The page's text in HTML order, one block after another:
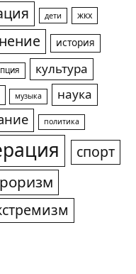
дети жкх
история
культура
музыка
наука
политика
спорт